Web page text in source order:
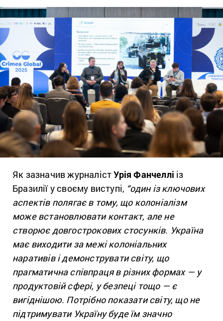
Як зазначив журналістУрія Фанчеллі із
Бразилії у своєму виступі, “один із ключових
аспектів полягає в тому, що колоніалізм
може встановлювати контакт, але не
створює довгострокових стосунків. Україна
має виходити за межі колоніальних
наративів і демонструвати світу, що
прагматична співпраця в різних формах — у
продуктовій сфері, у безпеці тощо — є
вигіднішою. Потрібно показати світу, що не
підтримувати Україну буде їм значно